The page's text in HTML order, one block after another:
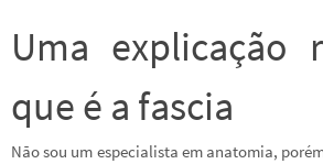
Uma explicação
que é a fascia
Não sou um especialista em anatomia,